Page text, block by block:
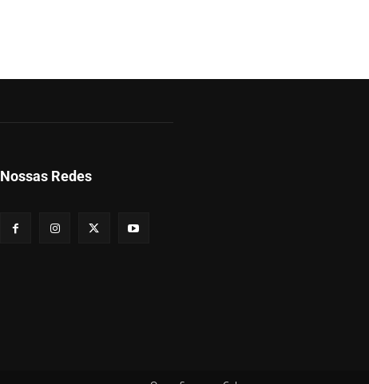
Nossas Redes